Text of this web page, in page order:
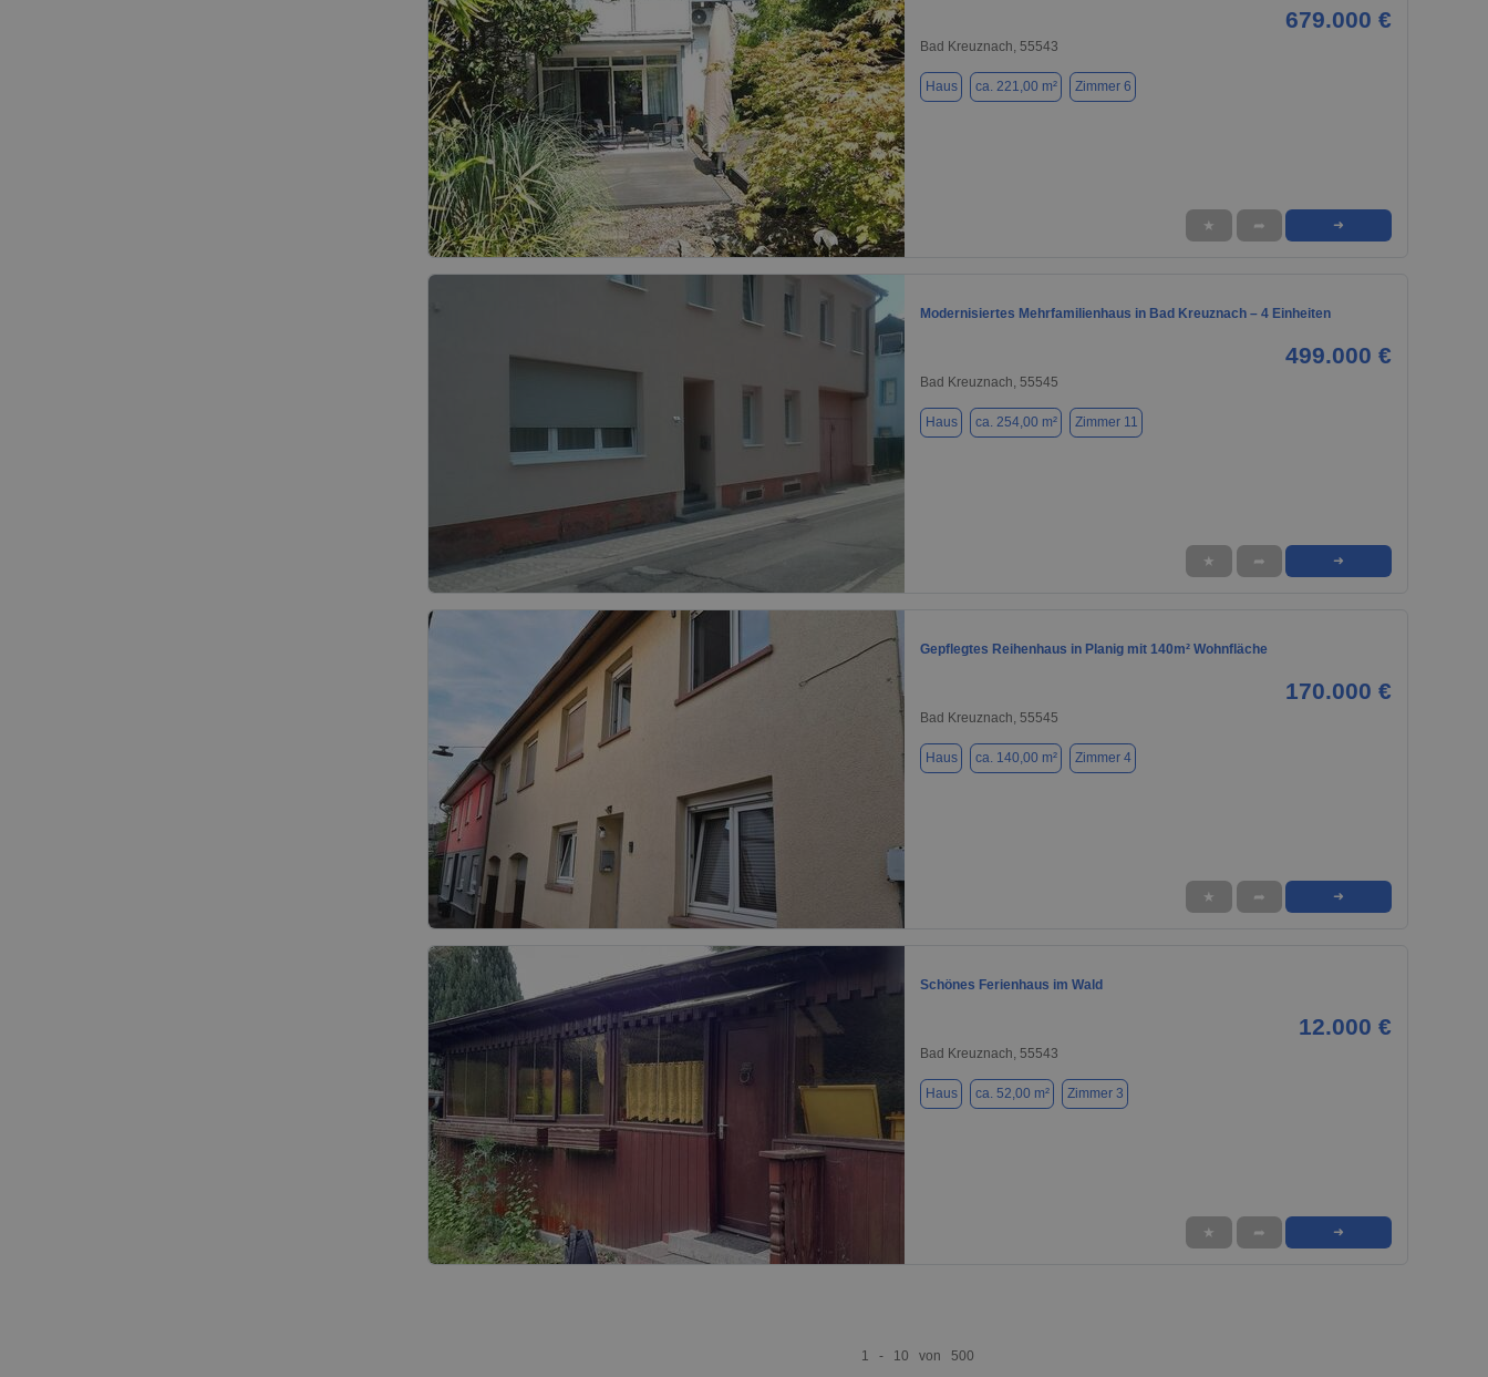
1 / 20
679.000 €
Bad Kreuznach, 55543
Haus ca. 221,00 m² Zimmer 6
★ ➦ ➜
1 / 19
Modernisiertes Mehrfamilienhaus in Bad Kreuznach – 4 Einheiten
499.000 €
Bad Kreuznach, 55545
Haus ca. 254,00 m² Zimmer 11
★ ➦ ➜
Gepflegtes Reihenhaus in Planig mit 140m² Wohnfläche
170.000 €
Bad Kreuznach, 55545
Haus ca. 140,00 m² Zimmer 4
★ ➦ ➜
Schönes Ferienhaus im Wald
12.000 €
Bad Kreuznach, 55543
Haus ca. 52,00 m² Zimmer 3
★ ➦ ➜
1 - 10 von 500